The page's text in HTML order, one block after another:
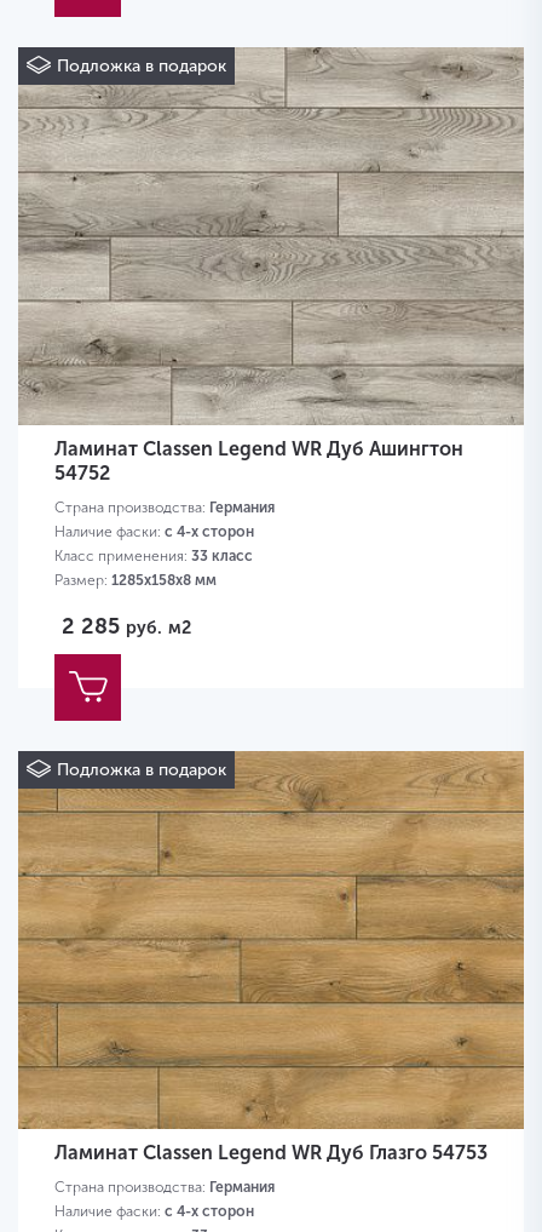
Подложка в подарок
Ламинат Classen Legend WR Дуб Ашингтон
54752
Страна производства: Германия
Наличие фаски: с 4-х сторон
Класс применения: 33 класс
Размер: 1285х158х8 мм
2 285 руб. м2
Подложка в подарок
Ламинат Classen Legend WR Дуб Глазго 54753
Страна производства: Германия
Наличие фаски: с 4-х сторон